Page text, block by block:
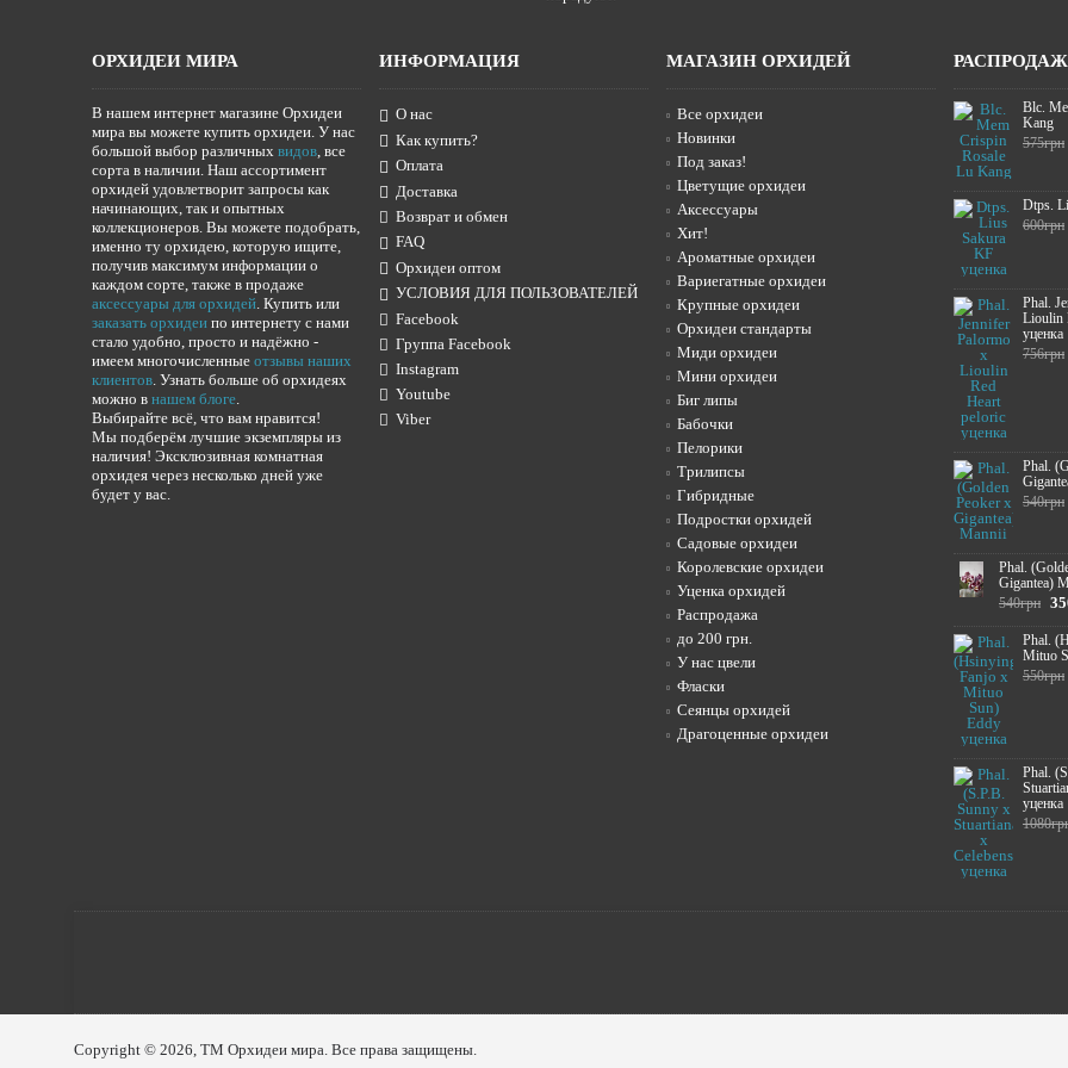
ОРХИДЕИ МИРА
В нашем интернет магазине Орхидеи
мира вы можете купить орхидеи. У нас
большой выбор различных видов, все
сорта в наличии. Наш ассортимент
орхидей удовлетворит запросы как
начинающих, так и опытных
коллекционеров. Вы можете подобрать,
именно ту орхидею, которую ищите,
получив максимум информации о
каждом сорте, также в продаже
аксессуары для орхидей. Купить или
заказать орхидеи по интернету с нами
стало удобно, просто и надёжно -
имеем многочисленные отзывы наших
клиентов. Узнать больше об орхидеях
можно в нашем блоге.
Выбирайте всё, что вам нравится!
Мы подберём лучшие экземпляры из
наличия! Эксклюзивная комнатная
орхидея через несколько дней уже
будет у вас.
ИНФОРМАЦИЯ
О нас
Как купить?
Оплата
Доставка
Возврат и обмен
FAQ
Орхидеи оптом
УСЛОВИЯ ДЛЯ ПОЛЬЗОВАТЕЛЕЙ
Facebook
Группа Facebook
Instagram
Youtube
Viber
МАГАЗИН ОРХИДЕЙ
Все орхидеи
Новинки
Под заказ!
Цветущие орхидеи
Аксессуары
Хит!
Ароматные орхидеи
Вариегатные орхидеи
Крупные орхидеи
Орхидеи стандарты
Миди орхидеи
Мини орхидеи
Биг липы
Бабочки
Пелорики
Трилипсы
Гибридные
Подростки орхидей
Садовые орхидеи
Королевские орхидеи
Уценка орхидей
Распродажа
до 200 грн.
У нас цвели
Фласки
Сеянцы орхидей
Драгоценные орхидеи
Blc.
Kang
575грн
Dtps.
600грн
Phal.
Lioulin
уценка
756грн
Phal.
540грн
Phal.
Gigantea)
540грн
Phal.
Mituo
550грн
Phal.
уценка
Copyright © 2026, ТМ Орхидеи мира. Все права защищены.